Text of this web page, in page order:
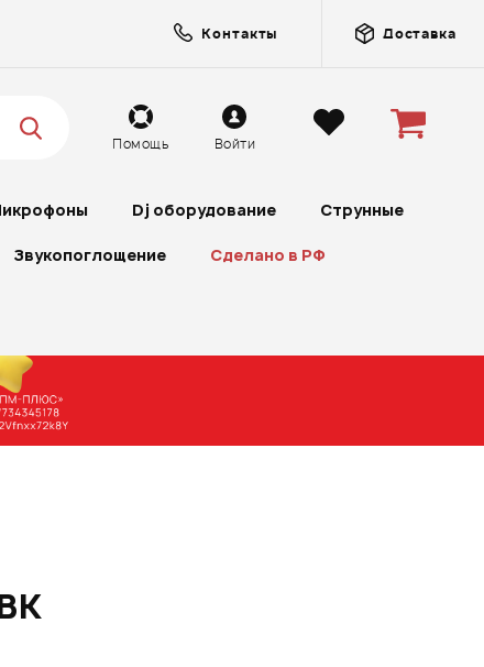
Контакты Доставка
Помощь Войти
Dj оборудование Струнные
Звукопоглощение Сделано в РФ